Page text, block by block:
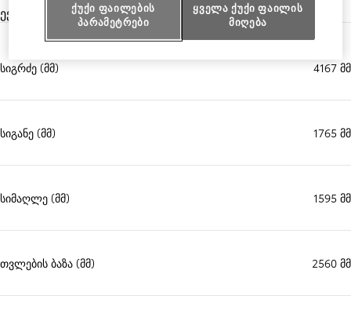
ექსტერიერის ზომები
სიგრძე (მმ) 4167 მმ
სიგანე (მმ) 1765 მმ
სიმაღლე (მმ) 1595 მმ
თვლების ბაზა (მმ) 2560 მმ
ქუქი ფაილების
პარამეტრები
ყველა ქუქი ფაილის
მიღება